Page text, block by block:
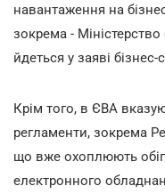
навантаження на
зокрема -
йдеться у заяві бізнес-
Крім того, в ЄВА
регламенти, зокрема
що вже охоплюють обіг
електронного